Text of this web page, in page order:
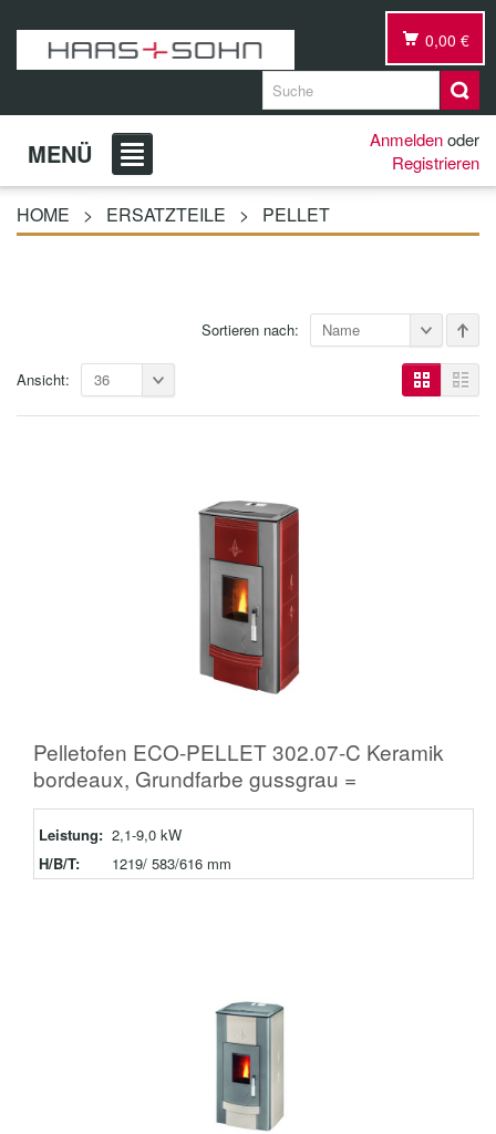
0,00 €
MENÜ Anmeldenoder
Registrieren
HOME > ERSATZTEILE > PELLET
Sortieren nach: Name
Ansicht: 36
Pelletofen ECO-PELLET 302.07-C Keramik
bordeaux, Grundfarbe gussgrau =
Leistung: 2,1-9,0 kW
H/B/T:
1219/ 583/616 mm